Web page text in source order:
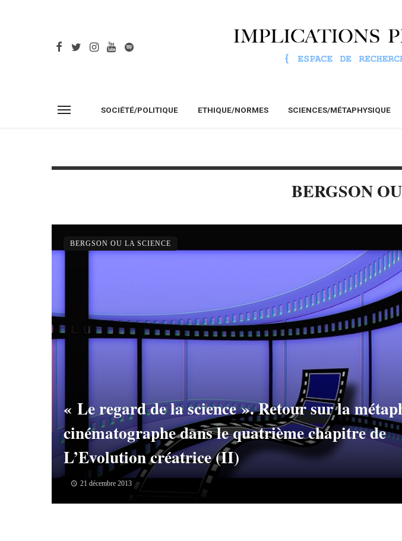
SOCIÉTÉ/POLITIQUE ETHIQUE/NORMES SCIENCES/MÉTAPHYSIQUE
BERGSON
« Le regard de la science ». Retour sur la
cinématographe dans le quatrième chapitre de
L’Evolution créatrice (II)
21 décembre 2013
BERGSON OU LA SCIENCE